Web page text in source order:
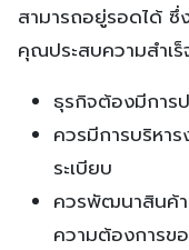
สามารถอยู่รอดได้ ซึ่
คุณประสบความสำเ
ธุรกิจต้องมีการ
ควรมีการบริหา
ระเบียบ
ควรพัฒนาสินค้า
ความต้องการข